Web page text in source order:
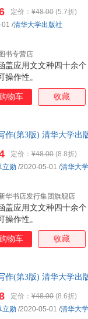
盖应用文文种四十余
操作性。
定价： ¥48.00 (5.7折)
书专营店
01 /清华大学出版社
物车 收藏
作(第3版) 清华大学出
社 沈冬娜,单立勋 著
例文具有典型性、当
盖应用文文种四十余
操作性。
定价： ¥48.00 (8.8折)
华书店发行集团旗舰店
立勋 /2020-05-01 /清华大
物车 收藏
作(第3版) 清华大学出
社 沈冬娜,单立勋 著
例文具有典型性、当
定价： ¥48.00 (8.6折)
立勋 /2020-05-01 /清华大